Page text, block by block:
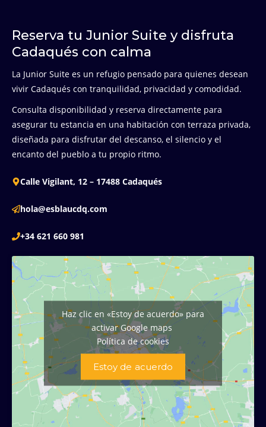
y tranquilidad.
Reserva tu Junior Suite y disfruta
Cadaqués con calma
La Junior Suite es un refugio pensado para quienes desean
vivir Cadaqués con tranquilidad, privacidad y comodidad.
Consulta disponibilidad y reserva directamente para
asegurar tu estancia en una habitación con terraza privada,
diseñada para disfrutar del descanso, el silencio y el
encanto del pueblo a tu propio ritmo.
Calle Vigilant, 12 – 17488 Cadaqués
hola@esblaucdq.com
+34 621 660 981
Haz clic en «Estoy de acuerdo» para
activar Google maps
Política de cookies
Estoy de acuerdo